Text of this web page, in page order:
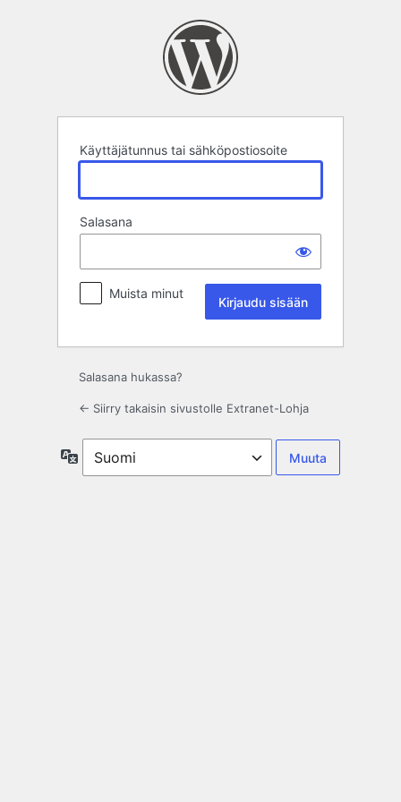
Käyttäjätunnus tai sähköpostiosoite
Salasana
Muista minut
Salasana hukassa?
← Siirry takaisin sivustolle Extranet-Lohja
Kieli